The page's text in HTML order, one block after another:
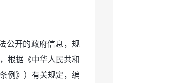
公开的政府信息，规
根据《中华人民共和
例》）有关规定，编